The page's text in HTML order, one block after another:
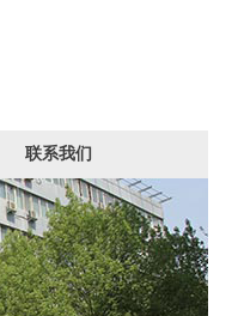
联系我们